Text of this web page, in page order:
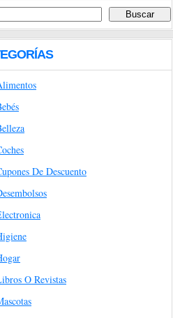
De Descuento
O Revistas